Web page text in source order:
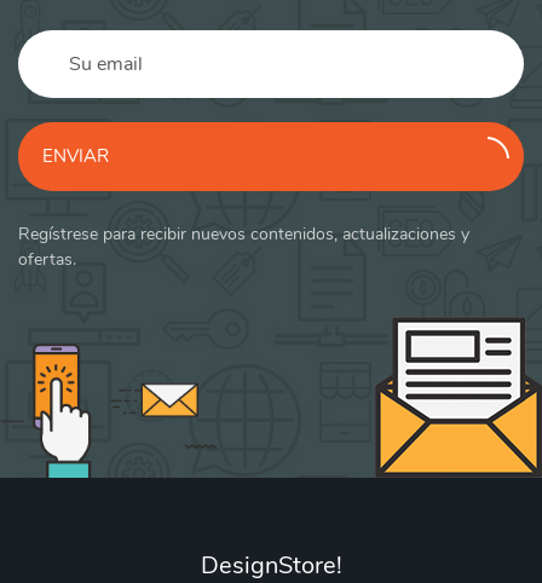
ENVIAR
Regístrese para recibir nuevos contenidos, actualizaciones y
ofertas.
DesignStore!